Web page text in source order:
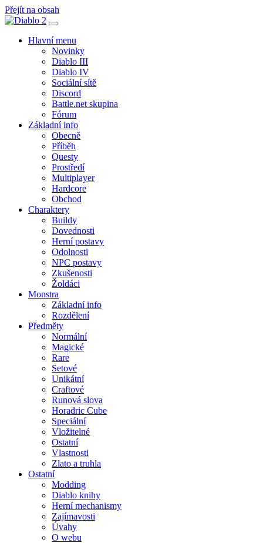
Přejít na obsah
Hlavní
navigace
Hlavní menu
Novinky
Diablo III
Diablo IV
Sociální sítě
Discord
Battle.net skupina
Fórum
Základní info
Obecně
Příběh
Questy
Prostředí
Multiplayer
Hardcore
Obchod
Charaktery
Buildy
Dovednosti
Herní postavy
Odolnosti
NPC postavy
Zkušenosti
Žoldáci
Monstra
Základní info
Rozdělení
Předměty
Normální
Magické
Rare
Setové
Unikátní
Craftové
Runová slova
Horadric Cube
Speciální
Vložitelné
Ostatní
Vlastnosti
Zlato a truhla
Ostatní
Modding
Diablo knihy
Herní mechanismy
Zajímavosti
Úvahy
O webu